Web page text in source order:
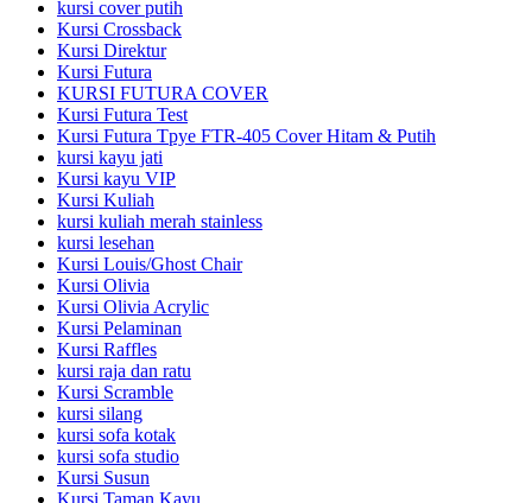
kursi cover putih
Kursi Crossback
Kursi Direktur
Kursi Futura
KURSI FUTURA COVER
Kursi Futura Test
Kursi Futura Tpye FTR-405 Cover Hitam & Putih
kursi kayu jati
Kursi kayu VIP
Kursi Kuliah
kursi kuliah merah stainless
kursi lesehan
Kursi Louis/Ghost Chair
Kursi Olivia
Kursi Olivia Acrylic
Kursi Pelaminan
Kursi Raffles
kursi raja dan ratu
Kursi Scramble
kursi silang
kursi sofa kotak
kursi sofa studio
Kursi Susun